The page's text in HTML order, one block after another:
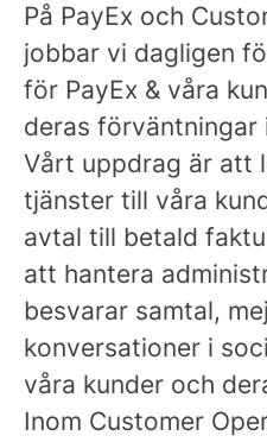
På PayEx och
jobbar vi dagligen
för PayEx & våra
deras förväntningar
Vårt uppdrag är att
tjänster till våra
avtal till betald
att hantera
besvarar samtal,
konversationer i
våra kunder och
Inom Customer